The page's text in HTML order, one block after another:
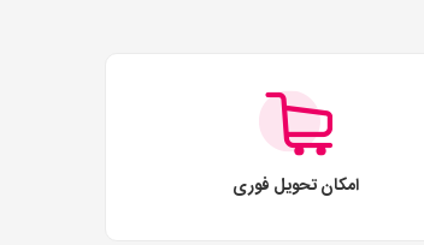
امکان تحویل فوری